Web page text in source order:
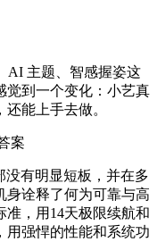
AI 主题、智感握姿这
觉到一个变化： 小艺真
能上手去做。
案
没有明显短板，并在多
身诠释了何为可靠与高
，用14天极限续航和
，用强悍的性能和系统功